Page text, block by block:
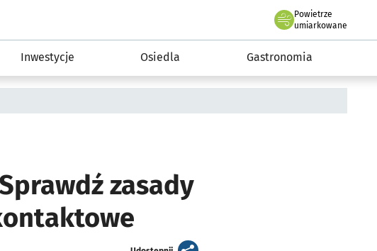
Dla mieszkańca
Powietrze
we Wrocławiu
umiarkowane
Inwestycje Osiedla Gastronomia
zasady